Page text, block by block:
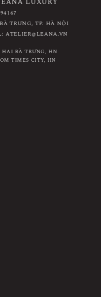
LUXURY
TRƯNG, TP. HÀ NỘI
ATELIER@LEANA.VN
HAI BÀ TRƯNG, HN
TIMES CITY, HN